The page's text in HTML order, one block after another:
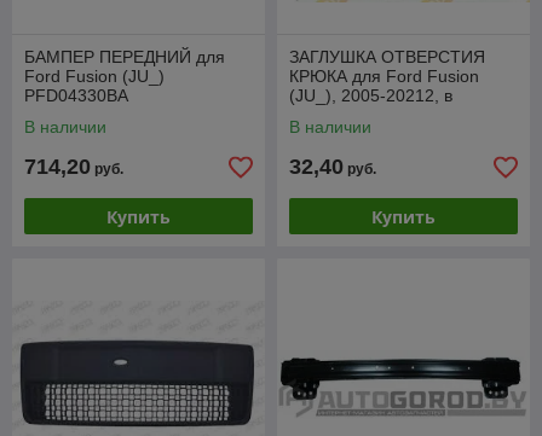
БАМПЕР ПЕРЕДНИЙ для
Ford Fusion (JU_)
PFD04330BA
В наличии
714,20 руб.
Купить
ЗАГЛУШКА ОТВЕРСТИЯ
КРЮКА для Ford Fusion
(JU_), 2005-20212, в
PFD99188CA
В наличии
32,40 руб.
Купить